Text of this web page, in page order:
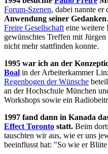
Forum-Szenen, dabei nannte er
Anwendung seiner Gedanken
Freire Gesellschaft eine weitere
gewünschtes Treffen mit
nicht mehr stattfinden konnte.
1995 war ich an der
Boal in der Arbeiterkammer
Regenbogen der Wünsche
an der Hochschule München
Workshops sowie ein
1997 fand dann in Kanada
Effect Toronto statt. Beim
tauschten wir aus, wie er uns
beeinflusst hat: "So wie er